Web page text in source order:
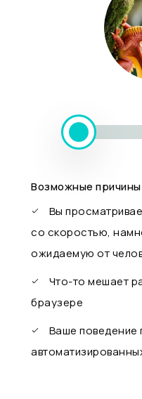
Возможные
Вы
со скоростью,
ожидаемую от
Что-то мешает
браузере
Ваше поведение